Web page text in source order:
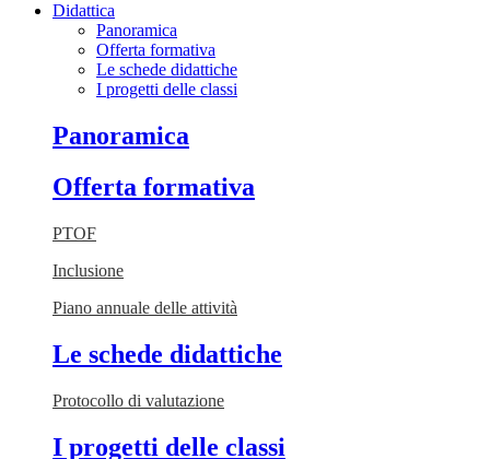
Didattica
Panoramica
Offerta formativa
Le schede didattiche
I progetti delle classi
Panoramica
Offerta formativa
PTOF
Inclusione
Piano annuale delle attività
Le schede didattiche
Protocollo di valutazione
I progetti delle classi